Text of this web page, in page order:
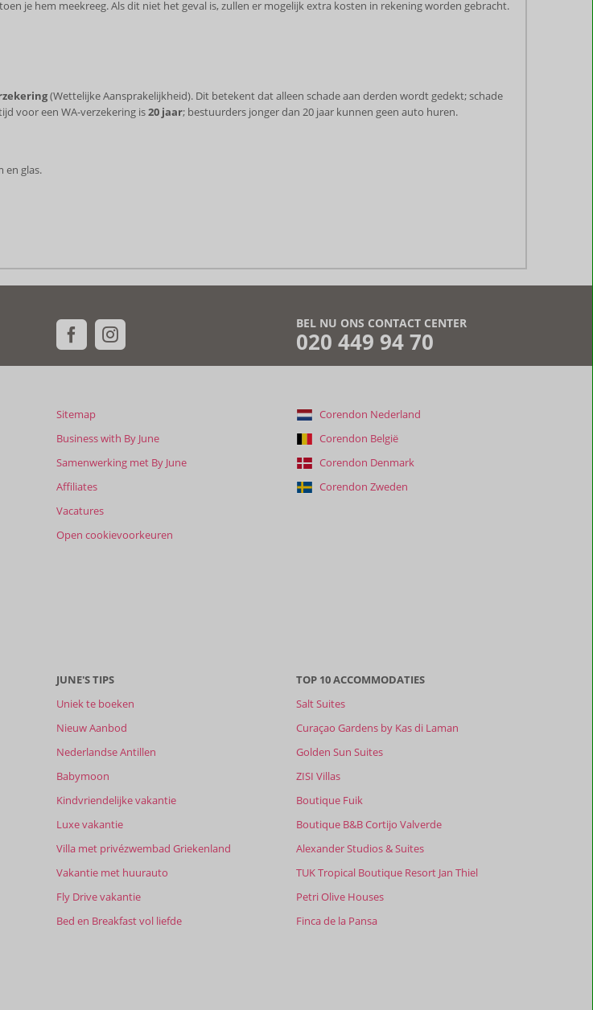
je hem meekreeg. Als dit niet het geval is, zullen er mogelijk extra kosten in rekening worden gebracht.
(Wettelijke Aansprakelijkheid). Dit betekent dat alleen schade aan derden wordt gedekt; schade
voor een WA-verzekering is20 jaar; bestuurders jonger dan 20 jaar kunnen geen auto huren.
en glas.
BEL NU ONS CONTACT CENTER
020 449 94 70
Sitemap
Business with By June
Samenwerking met By June
Affiliates
Vacatures
Open cookievoorkeuren
Corendon Nederland
Corendon België
Corendon Denmark
Corendon Zweden
JUNE'S TIPS
Uniek te boeken
Nieuw Aanbod
Nederlandse Antillen
Babymoon
Kindvriendelijke vakantie
Luxe vakantie
Villa met privézwembad Griekenland
Vakantie met huurauto
Fly Drive vakantie
Bed en Breakfast vol liefde
TOP 10 ACCOMMODATIES
Salt Suites
Curaçao Gardens by Kas di Laman
Golden Sun Suites
ZISI Villas
Boutique Fuik
Boutique B&B Cortijo Valverde
Alexander Studios & Suites
TUK Tropical Boutique Resort Jan Thiel
Petri Olive Houses
Finca de la Pansa